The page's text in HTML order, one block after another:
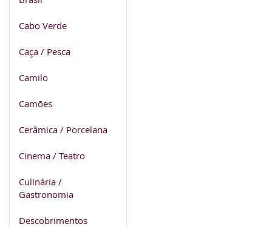
Cabo Verde
Caça / Pesca
Camilo
Camões
Cerâmica / Porcelana
Cinema / Teatro
Culinária /
Gastronomia
Descobrimentos